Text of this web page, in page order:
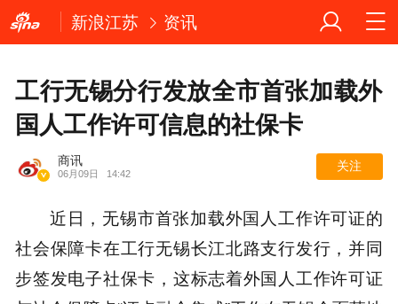
新浪江苏 资讯
工行无锡分行发放全市首张加载外
国人工作许可信息的社保卡
商讯
06月09日 14:42
关注
近日，无锡市首张加载外国人工作许可证的
社会保障卡在工行无锡长江北路支行发行，并同
步签发电子社保卡，这标志着外国人工作许可证